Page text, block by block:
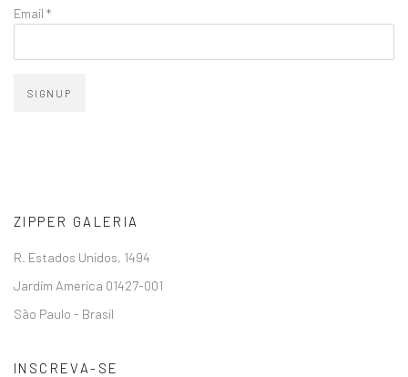
Email *
SIGNUP
ZIPPER GALERIA
R. Estados Unidos, 1494
Jardim America 01427-001
São Paulo - Brasil
INSCREVA-SE